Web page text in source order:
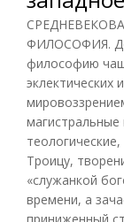
ФИЛОСОФИЯ. До
философию
эклектических
магистральные
Троицу,
«служанкой
времени, а
приниженный